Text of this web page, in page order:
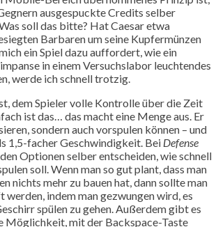
ausgespuckte Credits selber
soll das bitte? Hat Caesar etwa
Barbaren um seine Kupfermünzen
ein Spiel dazu auffordert, wie ein
in einem Versuchslabor leuchtendes
werde ich schnell trotzig.
dem Spieler volle Kontrolle über die Zeit
ist das… das macht eine Menge aus. Er
sondern auch vorspulen können – und
1,5-facher Geschwindigkeit. Bei Defense
Optionen selber entscheiden, wie schnell
soll. Wenn man so gut plant, dass man
nichts mehr zu bauen hat, dann sollte man
indem man gezwungen wird, es
spülen zu gehen. Außerdem gibt es
Möglichkeit, mit der Backspace-Taste